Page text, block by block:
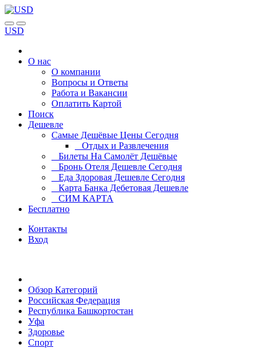
USD
О нас
О компании
Вопросы и Ответы
Работа и Вакансии
Оплатить Картой
Поиск
Дешевле
Самые Дешёвые Цены Сегодня
Отдых и Развлечения
Билеты На Самолёт Дешёвые
Бронь Отеля Дешевле Сегодня
Еда Здоровая Дешевле Сегодня
Карта Банка Дебетовая Дешевле
СИМ КАРТА
Бесплатно
Контакты
Вход
Обзор Категорий
Российская Федерация
Республика Башкортостан
Уфа
Здоровье
Спорт